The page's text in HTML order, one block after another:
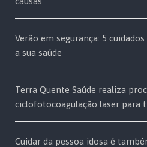
Verão em segurança: 5
a sua saúde
Terra Quente Saúde realiza
ciclofotocoagulação laser para
Cuidar da pessoa idosa é